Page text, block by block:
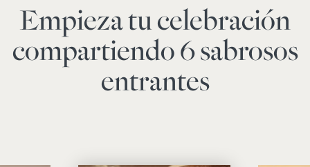
Empieza tu celebración
compartiendo 6 sabrosos
entrantes